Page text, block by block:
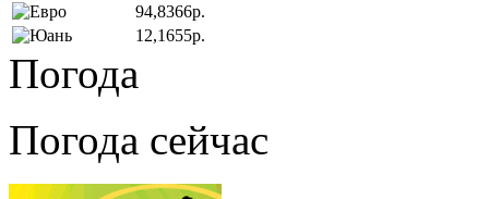
94,8366р.
12,1655р.
Погода
Погода сейчас